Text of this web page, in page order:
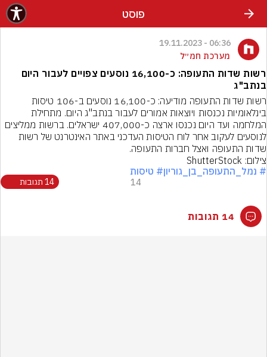
פוסט
06:36 - 19.11.2023
מערכת חמ״ל
רשות שדות התעופה: כ-16,100 נוסעים צפויים לעבור היום
בנתב"ג
בינלאומיות נכנסות ויוצאות אמורים לעבור בנתב"ג היום. מתחילת
שדות התעופה ואצל חברות התעופה.
צילום: ShutterStock
# נמל_התעופה_בן_גוריון# טיסות
14 14 תגובות
14 תגובות